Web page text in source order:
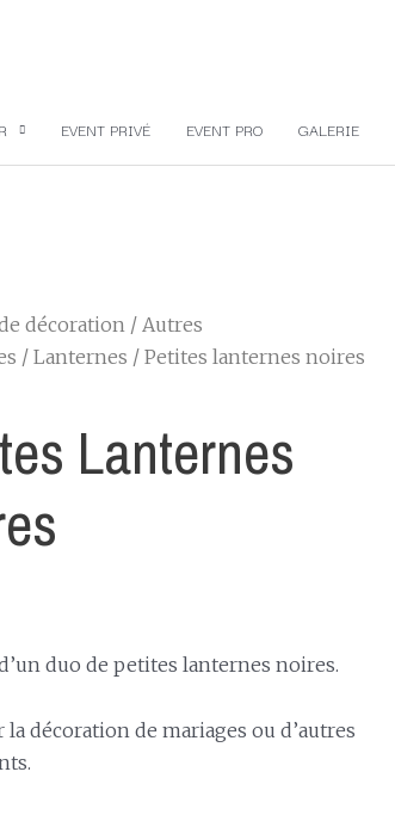
EVENT PRIVÉ EVENT PRO GALERIE
décoration / Autres
/ Lanternes / Petites lanternes noires
Lanternes
duo de petites lanternes noires.
la décoration de mariages ou d’autres